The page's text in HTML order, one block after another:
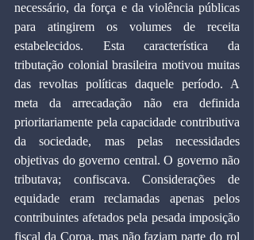
necessário, da força e da violência públicas
para atingirem os volumes de receita
estabelecidos. Esta característica da
tributação colonial brasileira motivou muitas
das revoltas políticas daquele período. A
meta da arrecadação não era definida
prioritariamente pela capacidade contributiva
da sociedade, mas pelas necessidades
objetivas do governo central. O governo não
tributava; confiscava. Considerações de
equidade eram reclamadas apenas pelos
contribuintes afetados pela pesada imposição
fiscal da Coroa, mas não faziam parte do rol